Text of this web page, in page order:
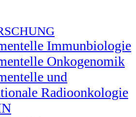
Immunbiologie
Onkogenomik
und
Radioonkologie